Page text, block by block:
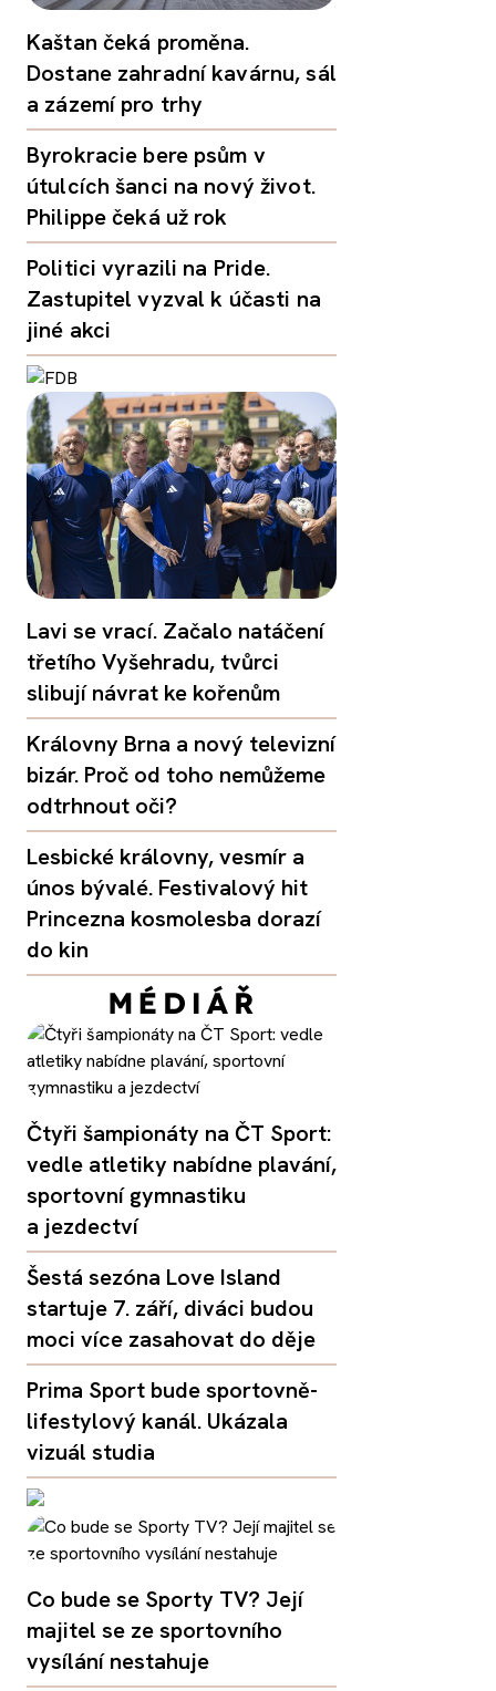
Kaštan čeká proměna.
Dostane zahradní kavárnu, sál
a zázemí pro trhy
Byrokracie bere psům v
útulcích šanci na nový život.
Philippe čeká už rok
Politici vyrazili na Pride.
Zastupitel vyzval k účasti na
jiné akci
Lavi se vrací. Začalo natáčení
třetího Vyšehradu, tvůrci
slibují návrat ke kořenům
Královny Brna a nový televizní
bizár. Proč od toho nemůžeme
odtrhnout oči?
Lesbické královny, vesmír a
únos bývalé. Festivalový hit
Princezna kosmolesba dorazí
do kin
Čtyři šampionáty na ČT Sport:
vedle atletiky nabídne plavání,
sportovní gymnastiku
a jezdectví
Šestá sezóna Love Island
startuje 7. září, diváci budou
moci více zasahovat do děje
Prima Sport bude sportovně-
lifestylový kanál. Ukázala
vizuál studia
Co bude se Sporty TV? Její
majitel se ze sportovního
vysílání nestahuje